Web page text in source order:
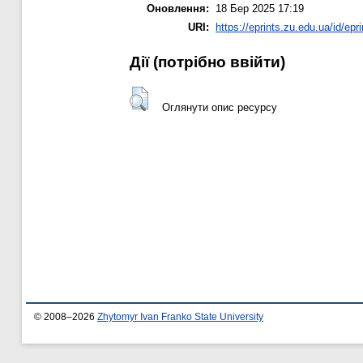
Оновлення:
18 Бер 2025 17:19
URI:
https://eprints.zu.edu.ua/id/
Дії ​​(потрібно ввійти)
Оглянути опис ресурсу
© 2008–2026 Zhytomyr Ivan Franko State University